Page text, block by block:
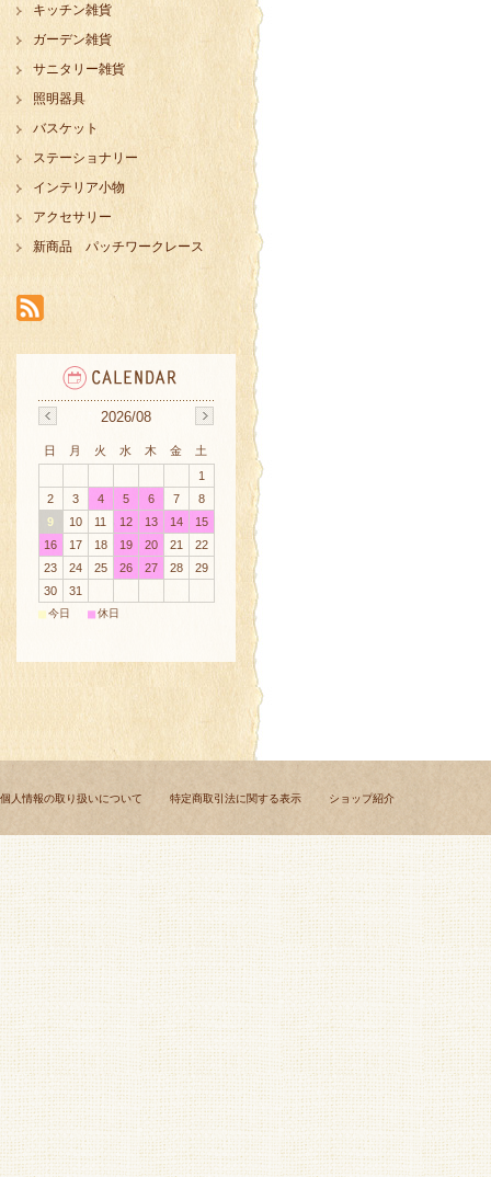
キッチン雑貨
ガーデン雑貨
サニタリー雑貨
照明器具
バスケット
ステーショナリー
インテリア小物
アクセサリー
新商品 パッチワークレース
2026/08
日 月 火 水 木 金
土
1
2
3 4 5 6 7
8
9
10 11 12 13 14
15
16
17 18 19 20 21
22
23
24 25 26 27 28
29
30
31
■今日 ■休日
個人情報の取り扱いについて 特定商取引法に関する表示 ショップ紹介